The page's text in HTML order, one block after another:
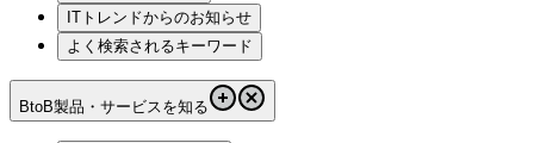
ITトレンドからのお知らせ
よく検索されるキーワード
BtoB製品・サービスを知る